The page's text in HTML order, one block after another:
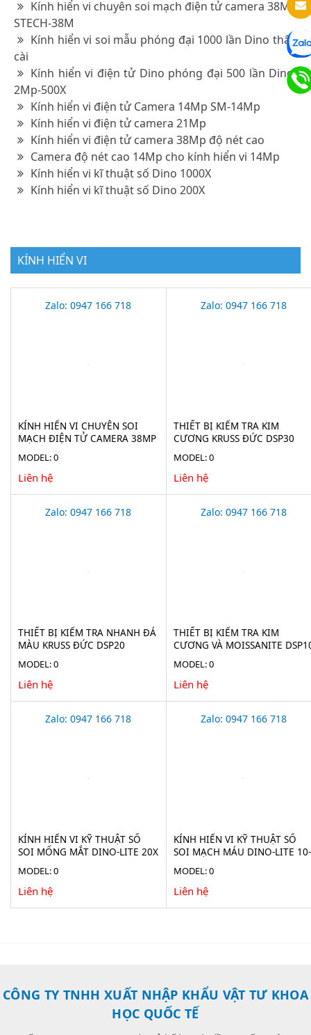
Kính hiển vi chuyên soi mạch điện tử camera 38Mp
STECH-38M
Kính hiển vi soi mẫu phóng đại 1000 lần Dino thân
cài
Kính hiển vi điện tử Dino phóng đại 500 lần Dino-
2Mp-500X
Kính hiển vi điện tử Camera 14Mp SM-14Mp
Kính hiển vi điện tử camera 21Mp
Kính hiển vi điện tử camera 38Mp độ nét cao
Camera độ nét cao 14Mp cho kính hiển vi 14Mp
Kính hiển vi kĩ thuật số Dino 1000X
Kính hiển vi kĩ thuật số Dino 200X
KÍNH HIỂN VI
Zalo: 0947 166 718
KÍNH HIỂN VI CHUYÊN SOI
MẠCH ĐIỆN TỬ CAMERA 38MP
MODEL: 0
Liên hệ
Zalo: 0947 166 718
THIẾT BỊ KIỂM TRA KIM
CƯƠNG KRUSS ĐỨC DSP30
MODEL: 0
Liên hệ
Zalo: 0947 166 718
THIẾT BỊ KIỂM TRA NHANH ĐÁ
MÀU KRUSS ĐỨC DSP20
MODEL: 0
Liên hệ
Zalo: 0947 166 718
THIẾT BỊ KIỂM TRA KIM
CƯƠNG VÀ MOISSANITE
MODEL: 0
Liên hệ
Zalo: 0947 166 718
KÍNH HIỂN VI KỸ THUẬT SỐ
SOI MỐNG MẮT DINO-LITE 20X
MODEL: 0
Liên hệ
Zalo: 0947 166 718
KÍNH HIỂN VI KỸ THUẬT SỐ
SOI MẠCH MÁU DINO-LITE 10-
MODEL: 0
Liên hệ
CÔNG TY TNHH XUẤT NHẬP KHẨU VẬT TƯ KHOA
HỌC QUỐC TẾ